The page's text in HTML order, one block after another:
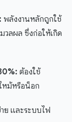
พลังงานหลักถูกใช้
ลผล ซึ่งก่อให้เกิด
ต้องใช้
หม้หรือน็อก
ย และระบบไฟ